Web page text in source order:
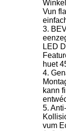
Vun
3.
LED
huet
4.
kann
5.
vum